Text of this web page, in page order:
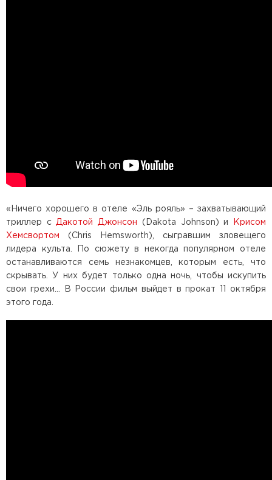
«Ничего хорошего в отеле «Эль рояль» – захватывающий
триллер с Дакотой Джонсон (Dakota Johnson) и
Крисом
Хемсвортом (Chris Hemsworth), сыгравшим зловещего
лидера культа. По сюжету в некогда популярном отеле
останавливаются семь незнакомцев, которым есть, что
скрывать. У них будет только одна ночь, чтобы искупить
свои грехи... В России фильм выйдет в прокат 11 октября
этого года.